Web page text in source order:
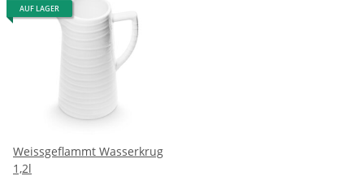
AUF LAGER
Weissgeflammt Wasserkrug
1,2l